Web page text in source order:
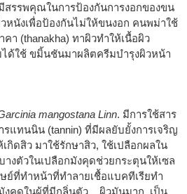
รรพคุณในการป้องกันการงอกของขน
หนังเพื่อป้องกันไม่ให้ขนงอก คนพม่าใช้
(thanakha) ทาผิวทำให้เนื้อผิว
ได้ใช้ ขมิ้นชันมาผลิตครีมบำรุงผิวหน้า
mangostana Linn. มีการใช้สาร
แทนนิน (tannin) ที่มีผลยับยั้งการเจริญ
กิดสิว มาใช้รักษาสิว, ใช้เปลือกผลใน
งตัวในเปลือกมังคุดช่วยกระตุนให้เซล
ษย์ที่ทำหน้าที่ทำลายเชื้อแบคทีเรียทำ
งคุดในผู้ที่มีกลิ่นตัว, ผิวมันมาก, เป็น